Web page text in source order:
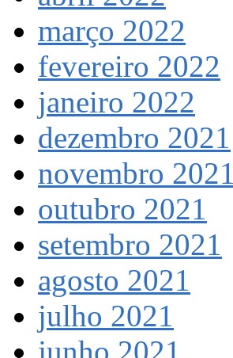
março 2022
fevereiro 2022
janeiro 2022
dezembro 2021
novembro 2021
outubro 2021
setembro 2021
agosto 2021
julho 2021
junho 2021